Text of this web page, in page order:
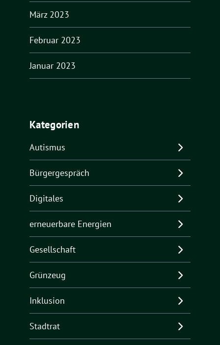
März 2023
Februar 2023
Januar 2023
Kategorien
Autismus
Bürgergespräch
Digitales
erneuerbare Energien
Gesellschaft
Grünzeug
Inklusion
Stadtrat